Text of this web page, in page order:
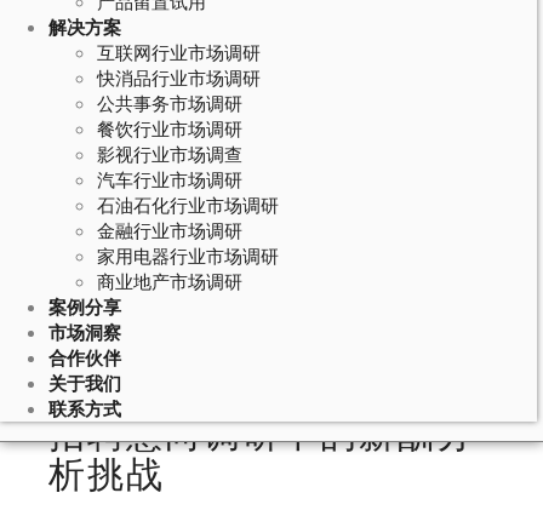
解决方案
互联网行业市场调研
快消品行业市场调研
公共事务市场调研
餐饮行业市场调研
影视行业市场调查
汽车行业市场调研
石油石化行业市场调研
金融行业市场调研
家用电器行业市场调研
商业地产市场调研
案例分享
市场洞察
合作伙伴
关于我们
联系方式
June 5, 2026
招聘意向调研的薪酬吸引力分析：联
合分析法在薪酬方案设计中对求职者
招聘意向调研中的薪酬分
析挑战